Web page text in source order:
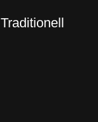
Traditionell